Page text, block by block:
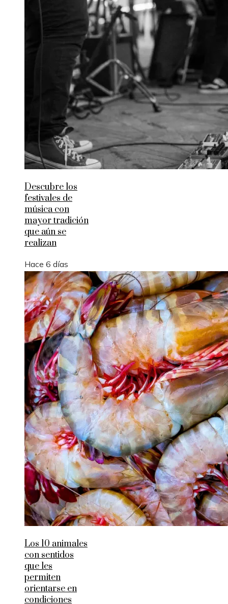
Descubre los
festivales de
música con
mayor tradición
que aún se
realizan
Hace 6 días
Los 10 animales
con sentidos
que les
permiten
orientarse en
condiciones